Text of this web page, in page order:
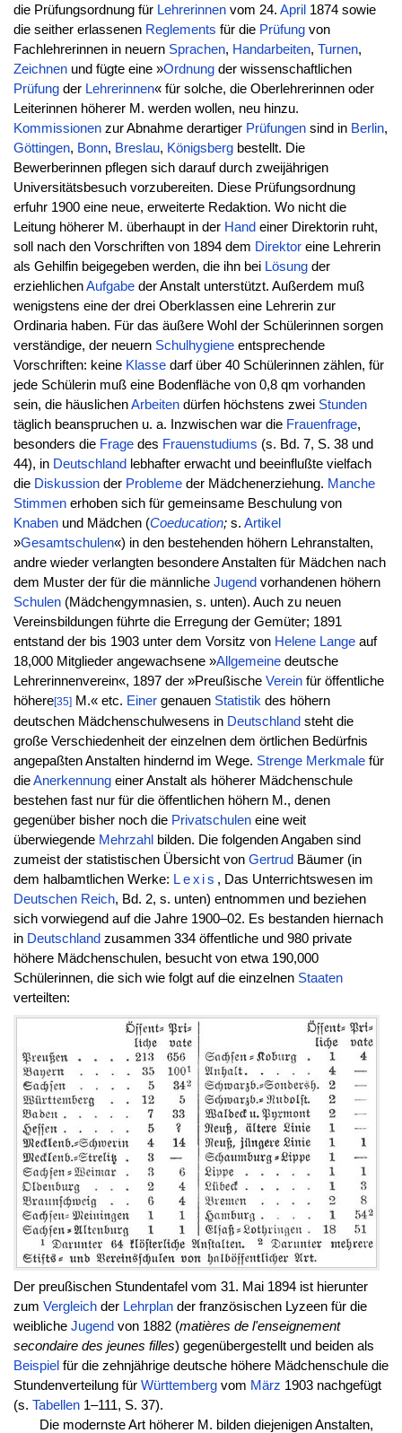
die Prüfungsordnung für Lehrerinnenvom 24. April 1874 sowie
die seither erlassenen Reglements für die Prüfungvon
Fachlehrerinnen in neuern Sprachen, Handarbeiten, Turnen,
Zeichnenund fügte eine »Ordnungder wissenschaftlichen
Prüfungder Lehrerinnen« für solche, die Oberlehrerinnen oder
Leiterinnen höherer M. werden wollen, neu hinzu.
Kommissionenzur Abnahme derartiger Prüfungensind in Berlin,
Göttingen, Bonn, Breslau, Königsbergbestellt. Die
Bewerberinnen pflegen sich darauf durch zweijährigen
Universitätsbesuch vorzubereiten. Diese Prüfungsordnung
erfuhr 1900 eine neue, erweiterte Redaktion. Wo nicht die
Leitung höherer M. überhaupt in der Hand einer Direktorin ruht,
soll nach den Vorschriften von 1894 dem Direktoreine Lehrerin
als Gehilfin beigegeben werden, die ihn bei Lösungder
erziehlichenAufgabeder Anstalt unterstützt. Außerdem muß
wenigstens eine der drei Oberklassen eine Lehrerin zur
Ordinaria haben. Für das äußere Wohl der Schülerinnen sorgen
verständige, der neuern Schulhygieneentsprechende
Vorschriften: keine Klassedarf über 40 Schülerinnen zählen, für
jede Schülerin muß eine Bodenfläche von 0,8 qm vorhanden
sein, die häuslichenArbeitendürfen höchstens zwei Stunden
täglich beanspruchen u. a. Inzwischen war die Frauenfrage,
besonders die Fragedes Frauenstudiums (s. Bd. 7, S. 38 und
44), in Deutschland lebhafter erwacht und beeinflußte vielfach
die Diskussionder Problemeder Mädchenerziehung. Manche
Stimmenerhoben sich für gemeinsame Beschulung von
Knabenund Mädchen (Coeducation;s. Artikel
»Gesamtschulen«) in den bestehenden höhern Lehranstalten,
andre wieder verlangten besondere Anstalten für Mädchen nach
dem Muster der für die männliche Jugend vorhandenen höhern
Schulen(Mädchengymnasien, s. unten). Auch zu neuen
Vereinsbildungen führte die Erregung der Gemüter; 1891
entstand der bis 1903 unter dem Vorsitz von Helene Langeauf
18,000 Mitglieder angewachsene »Allgemeinedeutsche
Lehrerinnenverein«, 1897 der »Preußische Vereinfür öffentliche
höhere[35]M.« etc. Einergenauen Statistikdes höhern
deutschen Mädchenschulwesens in Deutschland steht die
große Verschiedenheit der einzelnen dem örtlichen Bedürfnis
angepaßten Anstalten hindernd im Wege. Strenge Merkmalefür
dieAnerkennungeiner Anstalt als höherer Mädchenschule
bestehen fast nur für die öffentlichen höhern M., denen
gegenüber bisher noch die Privatschuleneine weit
überwiegende Mehrzahl bilden. Die folgenden Angaben sind
zumeist der statistischen Übersicht von Gertrud Bäumer (in
dem halbamtlichen Werke: Lexis , Das Unterrichtswesen im
Deutschen Reich, Bd. 2, s. unten) entnommen und beziehen
sich vorwiegend auf die Jahre 1900–02. Es bestanden hiernach
in Deutschland zusammen 334 öffentliche und 980 private
höhere Mädchenschulen, besucht von etwa 190,000
Schülerinnen, die sich wie folgt auf die einzelnen Staaten
verteilten:
Der preußischen Stundentafel vom 31. Mai 1894 ist hierunter
zum Vergleichder Lehrplander französischen Lyzeen für die
weibliche Jugend von 1882 (matières de l'enseignement
secondaire des jeunes filles) gegenübergestellt und beiden als
Beispiel für die zehnjährige deutsche höhere Mädchenschule die
Stundenverteilung für Württembergvom März 1903 nachgefügt
(s. Tabellen1–111, S. 37).
Die modernste Art höherer M. bilden diejenigen Anstalten,